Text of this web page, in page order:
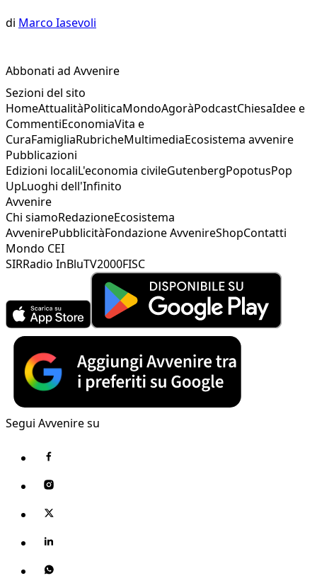
di Marco Iasevoli
Abbonati ad Avvenire
Sezioni del sito
HomeAttualitàPoliticaMondoAgoràPodcastChiesaIdee e
CommentiEconomiaVita e
CuraFamigliaRubricheMultimediaEcosistema avvenire
Pubblicazioni
Edizioni localiL'economia civileGutenbergPopotusPop
UpLuoghi dell'Infinito
Avvenire
Chi siamoRedazioneEcosistema
AvvenirePubblicitàFondazione AvvenireShopContatti
Mondo CEI
SIRRadio InBluTV2000FISC
Segui Avvenire su